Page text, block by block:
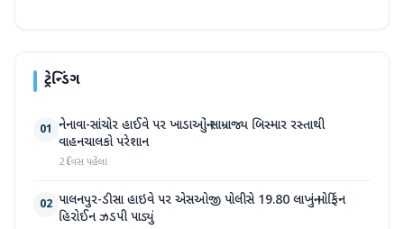
ટ્રેન્ડિંગ
01 નેનાવા-સાંચોર હાઈવે પર ખાડાઓનું સામ્રાજ્ય બિસ્માર રસ્તાથી
વાહનચાલકો પરેશાન
2 દિવસ પહેલા
02 પાલનપુર-ડીસા હાઇવે પર એસઓજી પોલીસે 19.80 લાખનું મોર્ફિન
હિરોઈન ઝડપી પાડ્યું